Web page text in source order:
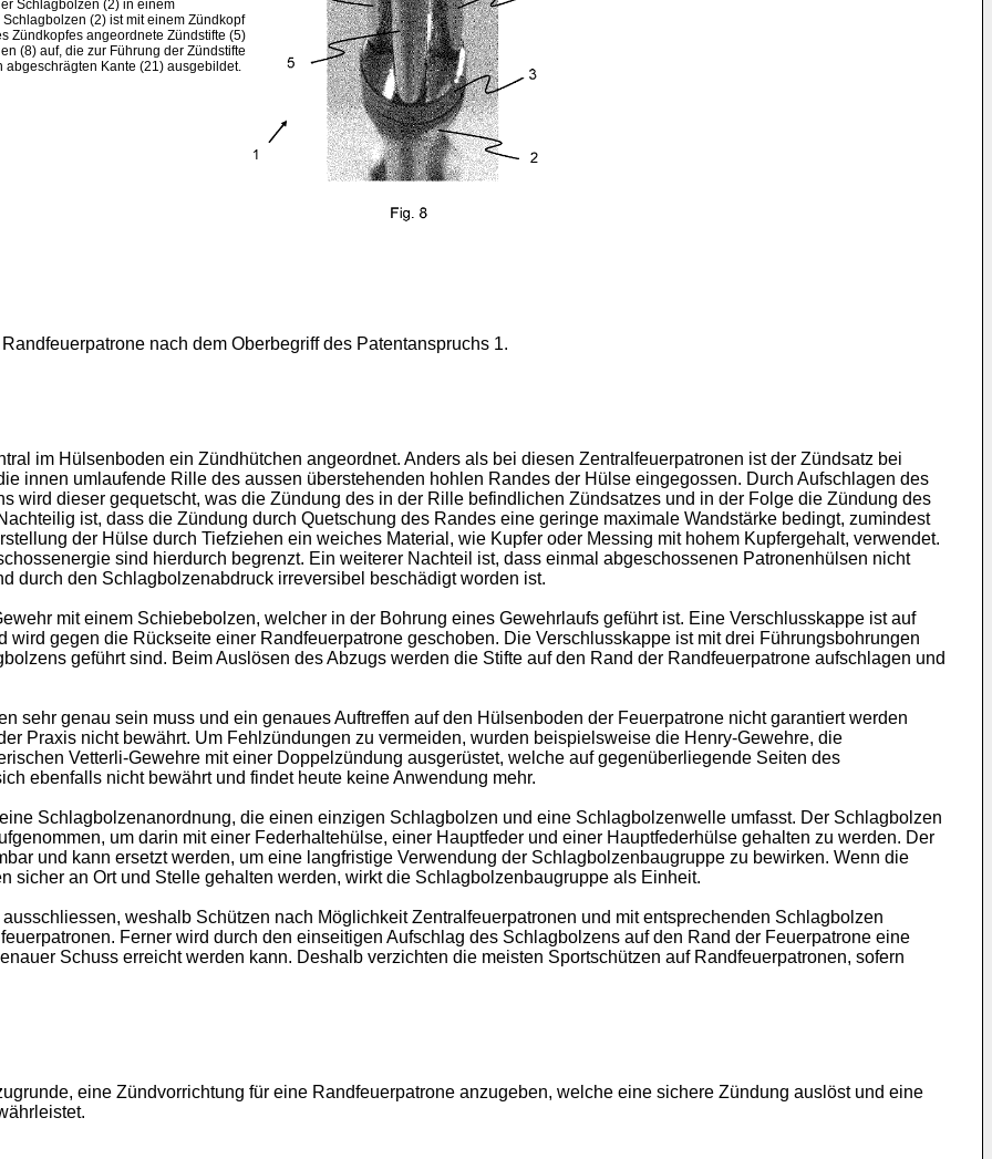
Schlagbolzen (2) in einem
(2) ist mit einem Zündkopf
Zündkopfes angeordnete Zündstifte (5)
(8) auf, die zur Führung der Zündstifte
abgeschrägten Kante (21) ausgebildet.
nach dem Oberbegriff des Patentanspruchs 1.
im Hülsenboden ein Zündhütchen angeordnet. Anders als bei diesen Zentralfeuerpatronen ist der Zündsatz bei
innen umlaufende Rille des aussen überstehenden hohlen Randes der Hülse eingegossen. Durch Aufschlagen des
wird dieser gequetscht, was die Zündung des in der Rille befindlichen Zündsatzes und in der Folge die Zündung des
ist, dass die Zündung durch Quetschung des Randes eine geringe maximale Wandstärke bedingt, zumindest
der Hülse durch Tiefziehen ein weiches Material, wie Kupfer oder Messing mit hohem Kupfergehalt, verwendet.
sind hierdurch begrenzt. Ein weiterer Nachteil ist, dass einmal abgeschossenen Patronenhülsen nicht
durch den Schlagbolzenabdruck irreversibel beschädigt worden ist.
mit einem Schiebebolzen, welcher in der Bohrung eines Gewehrlaufs geführt ist. Eine Verschlusskappe ist auf
gegen die Rückseite einer Randfeuerpatrone geschoben. Die Verschlusskappe ist mit drei Führungsbohrungen
geführt sind. Beim Auslösen des Abzugs werden die Stifte auf den Rand der Randfeuerpatrone aufschlagen und
sehr genau sein muss und ein genaues Auftreffen auf den Hülsenboden der Feuerpatrone nicht garantiert werden
Praxis nicht bewährt. Um Fehlzündungen zu vermeiden, wurden beispielsweise die Henry-Gewehre, die
Vetterli-Gewehre mit einer Doppelzündung ausgerüstet, welche auf gegenüberliegende Seiten des
ebenfalls nicht bewährt und findet heute keine Anwendung mehr.
Schlagbolzenanordnung, die einen einzigen Schlagbolzen und eine Schlagbolzenwelle umfasst. Der Schlagbolzen
um darin mit einer Federhaltehülse, einer Hauptfeder und einer Hauptfederhülse gehalten zu werden. Der
und kann ersetzt werden, um eine langfristige Verwendung der Schlagbolzenbaugruppe zu bewirken. Wenn die
sicher an Ort und Stelle gehalten werden, wirkt die Schlagbolzenbaugruppe als Einheit.
weshalb Schützen nach Möglichkeit Zentralfeuerpatronen und mit entsprechenden Schlagbolzen
Ferner wird durch den einseitigen Aufschlag des Schlagbolzens auf den Rand der Feuerpatrone eine
Schuss erreicht werden kann. Deshalb verzichten die meisten Sportschützen auf Randfeuerpatronen, sofern
eine Zündvorrichtung für eine Randfeuerpatrone anzugeben, welche eine sichere Zündung auslöst und eine